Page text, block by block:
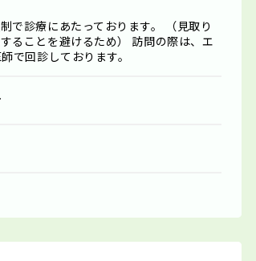
で診療にあたっております。 （見取り
ることを避けるため） 訪問の際は、エ
で回診しております。